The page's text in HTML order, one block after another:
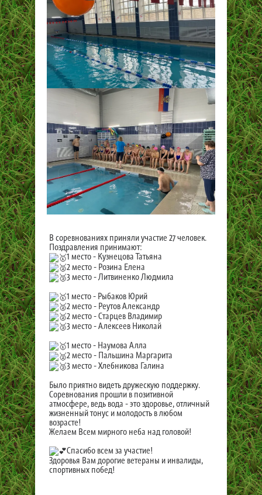
В соревнованиях приняли участие 27 человек.
Поздравления принимают:
1 место - Кузнецова Татьяна
2 место - Розина Елена
3 место - Литвиненко Людмила
1 место - Рыбаков Юрий
2 место - Реутов Александр
2 место - Старцев Владимир
3 место - Алексеев Николай
1 место - Наумова Алла
2 место - Пальшина Маргарита
3 место - Хлебникова Галина
Было приятно видеть дружескую поддержку.
Соревнования прошли в позитивной
атмосфере, ведь вода - это здоровье, отличный
жизненный тонус и молодость в любом
возрасте!
Желаем Всем мирного неба над головой!
Спасибо всем за участие!
Здоровья Вам дорогие ветераны и инвалиды,
спортивных побед!